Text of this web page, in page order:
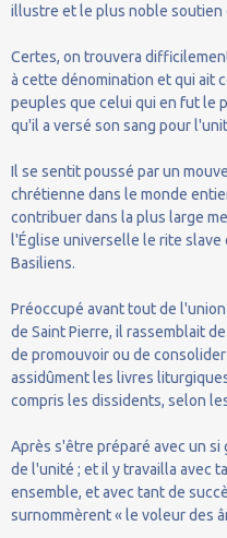
illustre et le plus noble soutien
Certes, on trouvera
à cette dénomination et qui ait
peuples que celui qui en fut le
qu'il a versé son sang pour
Il se sentit poussé par un
chrétienne dans le monde
contribuer dans la plus large
l'Église universelle le rite
Basiliens.
Préoccupé avant tout de
de Saint Pierre, il rassemblait
de promouvoir ou de
assidûment les livres
compris les dissidents, selon
Après s'être préparé avec un
de l'unité ; et il y travailla avec
ensemble, et avec tant de
surnommèrent « le voleur des